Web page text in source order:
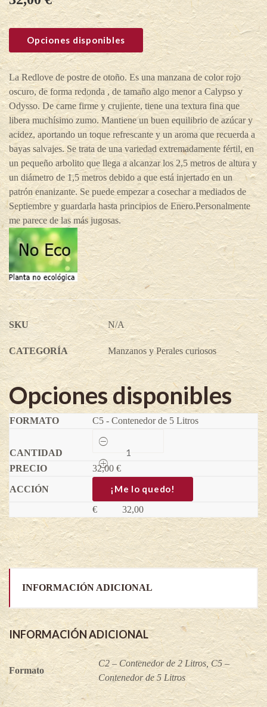
Opciones disponibles
La Redlove de postre de otoño. Es una manzana de color rojo
oscuro, de forma redonda , de tamaño algo menor a Calypso y
Odysso. De carne firme y crujiente, tiene una textura fina que
libera muchísimo zumo. Mantiene un buen equilibrio de azúcar y
acidez, aportando un toque refrescante y un aroma que recuerda a
bayas salvajes. Se trata de una variedad extremadamente fértil, en
un pequeño arbolito que llega a alcanzar los 2,5 metros de altura y
un diámetro de 1,5 metros debido a que está injertado en un
patrón enanizante. Se puede empezar a cosechar a mediados de
Septiembre y guardarla hasta principios de Enero.Personalmente
me parece de las más jugosas.
SKU N/A
CATEGORÍA Manzanos y Perales curiosos
Opciones disponibles
C5 - Contenedor de 5 Litros
Manzano
Redlove®
Era®
-
Malus
domestica
quantity
32,00 €
¡Me lo quedo!
€ 32,00
INFORMACIÓN ADICIONAL
INFORMACIÓN ADICIONAL
Formato
C2 – Contenedor de 2 Litros, C5 –
Contenedor de 5 Litros